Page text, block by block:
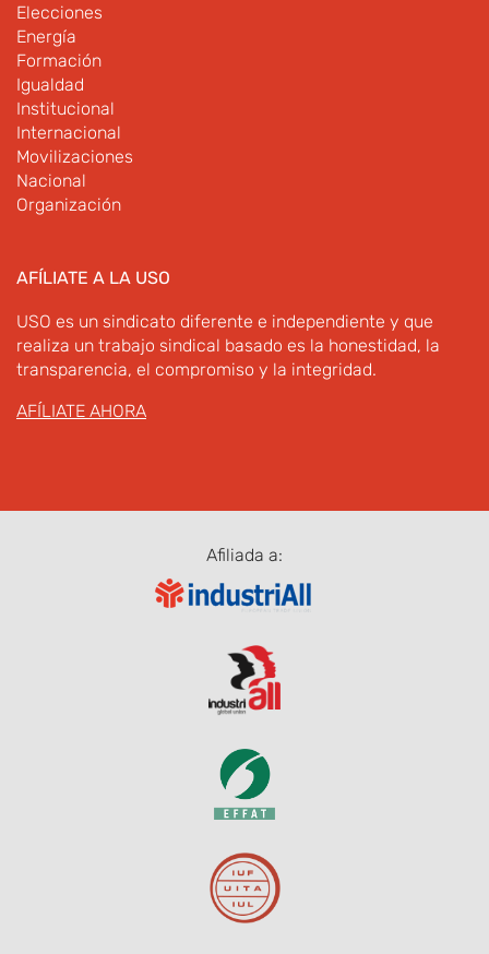
Elecciones
Energía
Formación
Igualdad
Institucional
Internacional
Movilizaciones
Nacional
Organización
AFÍLIATE A LA USO
USO es un sindicato diferente e independiente y que
realiza un trabajo sindical basado es la honestidad, la
transparencia, el compromiso y la integridad.
AFÍLIATE AHORA
Afiliada a: